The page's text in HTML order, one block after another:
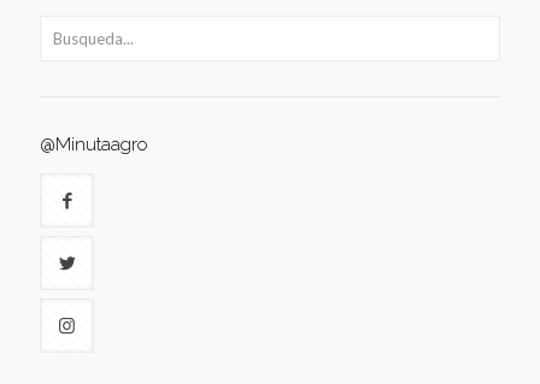
@Minutaagro